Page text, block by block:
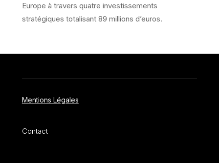
Europe à travers quatre investissements
stratégiques totalisant 89 millions d’euros.
Mentions Légales
Contact